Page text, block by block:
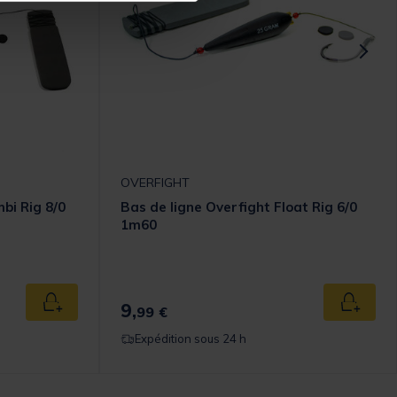
Rig 8/0
Ajouter au panier
OVERFIGHT
Bas de ligne Overfight Float Rig 6/0
1m60
9,99 € Ajouter
Expédition sous 24 h